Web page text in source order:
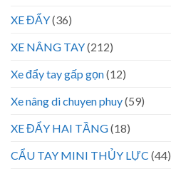
XE ĐẨY(36)
XE NÂNG TAY(212)
Xe đẩy tay gấp gọn(12)
Xe nâng di chuyen phuy(59)
XE ĐẨY HAI TẦNG(18)
CẨU TAY MINI THỦY LỰC (44)